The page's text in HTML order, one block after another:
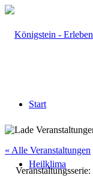
Start
Heilklima
« Alle Veranstaltungen
Veranstaltungsserie: